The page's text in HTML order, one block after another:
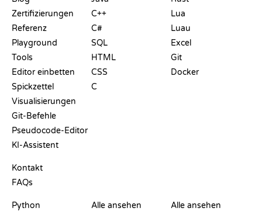
Zertifizierungen
Referenz
Playground
Tools
Editor einbetten
Spickzettel
Visualisierungen
Git-Befehle
Pseudocode-Editor
KI-Assistent
Kontakt
FAQs
C++
C#
SQL
HTML
CSS
C
Lua
Luau
Excel
Git
Docker
Python
Alle ansehen
Alle ansehen